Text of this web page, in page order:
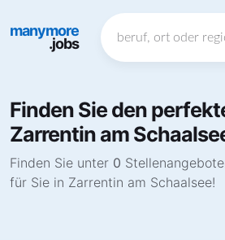
manymore
.jobs
Finden Sie den
Zarrentin am
Finden Sie unter 0
für Sie in Zarrentin am Schaalsee!